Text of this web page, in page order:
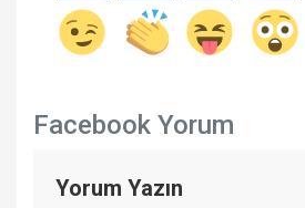
Facebook Yorum
Yorum Yazın